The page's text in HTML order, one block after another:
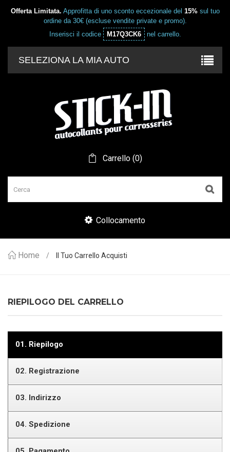
Offerta Limitata. Approfitta di uno sconto eccezionale del 15%sul tuo
ordine da 30€ (escluse vendite private e promo).
Inserisci il codice
M17Q3CK6 nel carrello.
SELEZIONA LA MIA AUTO
Carrello (0)
Collocamento
Home Il Tuo Carrello Acquisti
RIEPILOGO DEL CARRELLO
01. Riepilogo
02. Registrazione
03. Indirizzo
04. Spedizione